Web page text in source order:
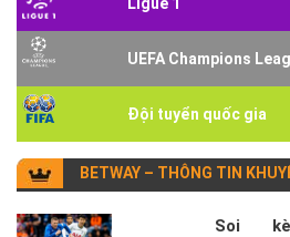
UEFA Champions
Đội tuyển quốc gia
BETWAY – THÔNG TIN
Soi